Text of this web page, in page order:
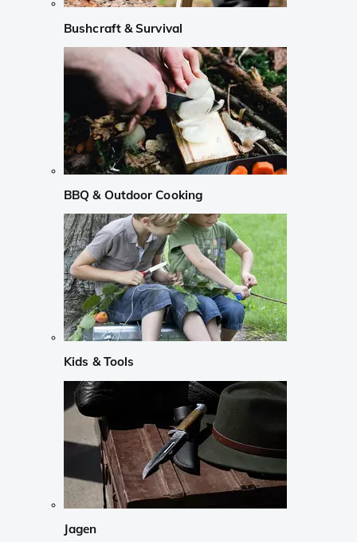
Bushcraft & Survival
BBQ & Outdoor Cooking
Kids & Tools
Jagen